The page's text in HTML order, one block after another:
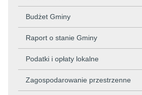
Budżet Gminy
Raport o stanie Gminy
Podatki i opłaty lokalne
Zagospodarowanie przestrzenne